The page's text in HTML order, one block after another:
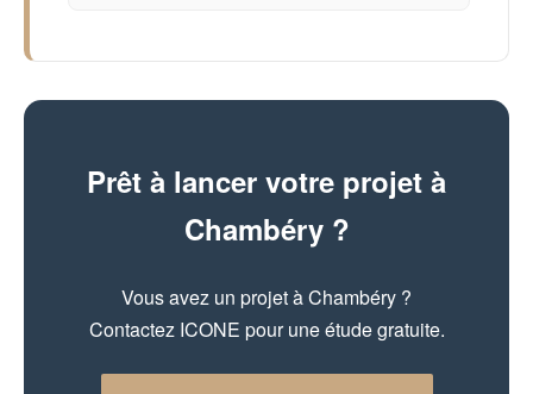
Prêt à lancer votre projet à
Chambéry ?
Vous avez un projet à Chambéry ?
Contactez ICONE pour une étude gratuite.